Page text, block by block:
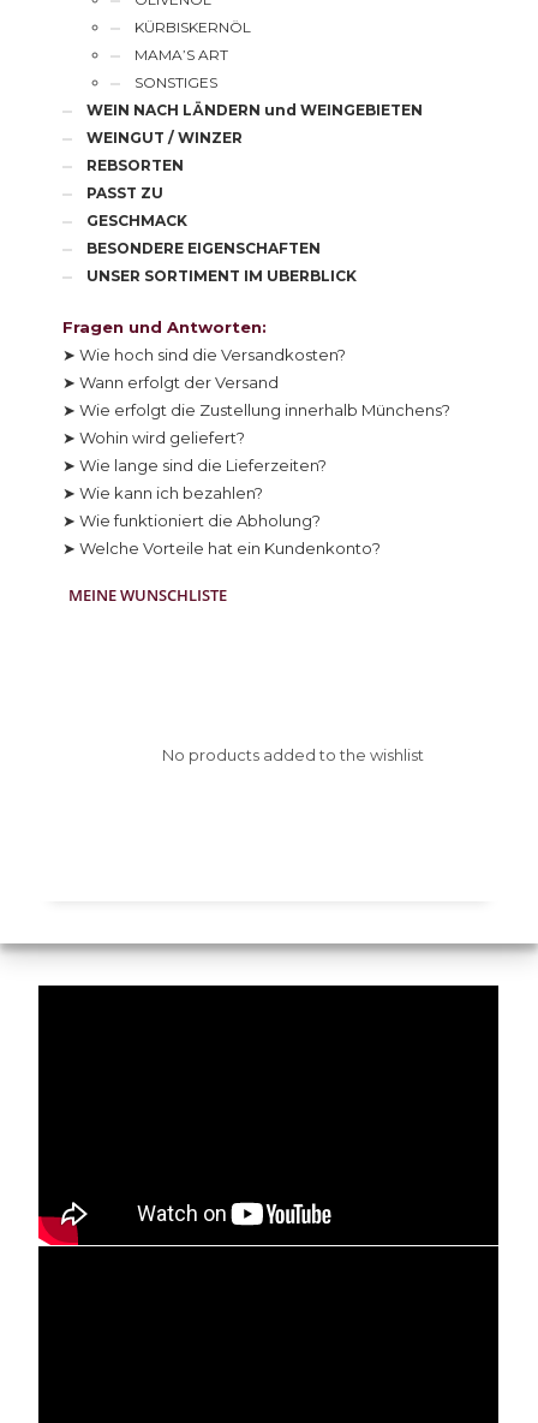
KÜRBISKERNÖL
MAMA’S ART
SONSTIGES
WEIN NACH LÄNDERN und WEINGEBIETEN
WEINGUT / WINZER
REBSORTEN
PASST ZU
GESCHMACK
BESONDERE EIGENSCHAFTEN
UNSER SORTIMENT IM UBERBLICK
Fragen und Antworten:
➤ Wie hoch sind die Versandkosten?
➤ Wann erfolgt der Versand
➤ Wie erfolgt die Zustellung innerhalb Münchens?
➤ Wohin wird geliefert?
➤ Wie lange sind die Lieferzeiten?
➤ Wie kann ich bezahlen?
➤ Wie funktioniert die Abholung?
➤ Welche Vorteile hat ein Kundenkonto?
MEINE WUNSCHLISTE
No products added to the wishlist